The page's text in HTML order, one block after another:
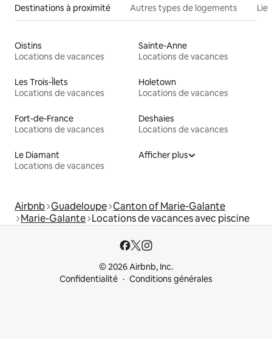
Destinations à proximité Autres types de logements
Oistins
Locations de vacances
Sainte-Anne
Locations de vacances
Les Trois-Îlets
Locations de vacances
Holetown
Locations de vacances
Fort-de-France
Locations de vacances
Deshaies
Locations de vacances
Le Diamant
Locations de vacances
Afficher plus
Airbnb Guadeloupe Canton of Marie-Galante
Marie-Galante Locations de vacances avec piscine
© 2026 Airbnb, Inc.
Confidentialité
Conditions générales